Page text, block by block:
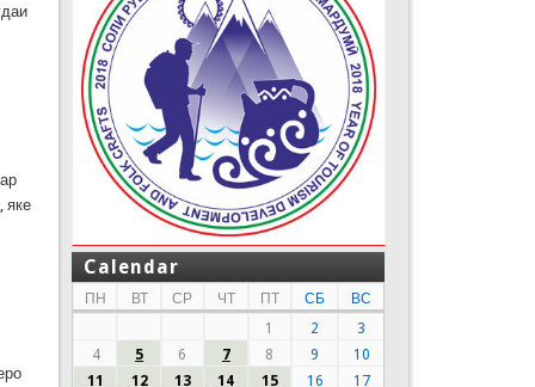
яке
Calendar
ПН ВТ СР ЧТ ПТ СБ
ВС
1
2
3
4
5 6 7 8 9
10
11
12 13 14 15 16
17